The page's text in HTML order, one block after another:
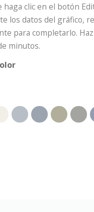
haga clic en el botón
los datos del gráfico,
para completarlo. Haz
minutos.